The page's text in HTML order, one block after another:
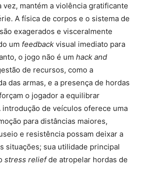
vez, mantém a violência gratificante
A física de corpos e o sistema de
exagerados e visceralmente
um feedback visual imediato para
o jogo não é um hack and
de recursos, como a
das armas, e a presença de hordas
o jogador a equilibrar
de veículos oferece uma
para distâncias maiores,
e resistência possam deixar a
situações; sua utilidade principal
stress reliefde atropelar hordas de